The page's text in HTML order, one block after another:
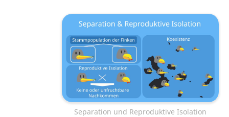
Separation und Reproduktive Isolation